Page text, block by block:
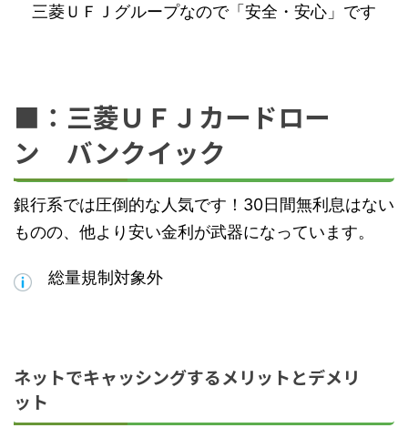
三菱ＵＦＪグループなので「安全・安心」です
■：三菱ＵＦＪカードロー
ン バンクイック
銀行系では圧倒的な人気です！30日間無利息はない
ものの、他より安い金利が武器になっています。
総量規制対象外
ネットでキャッシングするメリットとデメリ
ット